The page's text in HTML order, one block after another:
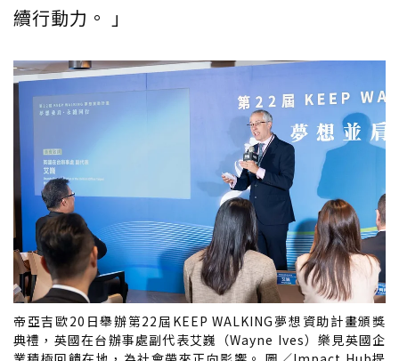
續行動力。 」
帝亞吉歐20日舉辦第22屆KEEP WALKING夢想資助計畫頒獎
典禮，英國在台辦事處副代表艾巍（Wayne Ives）樂見英國企